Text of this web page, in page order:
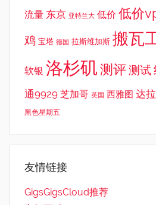
流量 东京 亚特兰大 低价 低价
鸡 宝塔 德国 拉斯维加斯 搬瓦
软银 洛杉矶 测评测试
通9929 芝加哥 英国 西雅图 达
黑色星期五
友情链接
GigsGigsCloud推荐